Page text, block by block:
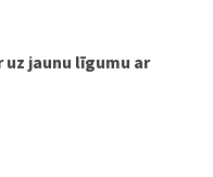
uz jaunu līgumu ar